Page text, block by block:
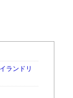
ランドリ